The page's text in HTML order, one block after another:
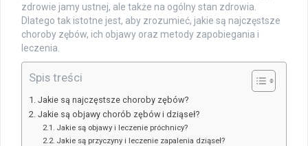
zdrowie jamy ustnej, ale także na ogólny stan zdrowia.
Dlatego tak istotne jest, aby zrozumieć, jakie są najczęstsze
choroby zębów, ich objawy oraz metody zapobiegania i
leczenia.
Spis treści
Jakie są najczęstsze choroby zębów?
Jakie są objawy chorób zębów i dziąseł?
Jakie są objawy i leczenie próchnicy?
Jakie są przyczyny i leczenie zapalenia dziąseł?